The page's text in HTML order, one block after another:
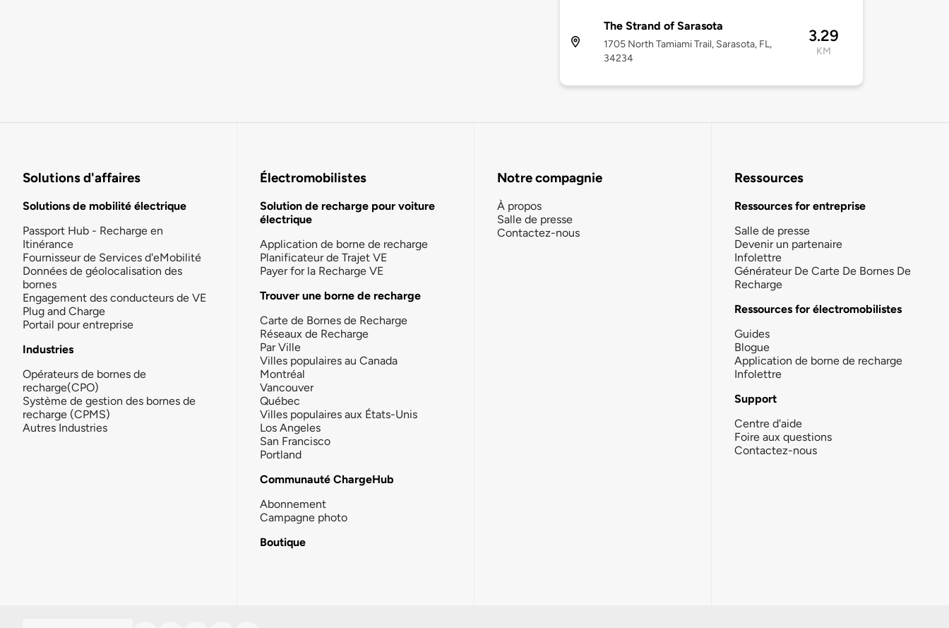
The Strand of Sarasota
1705 North Tamiami Trail, Sarasota, FL,
34234
3.29
KM
Solutions d'affaires
Solutions de mobilité électrique
Passport Hub - Recharge en
Itinérance
Fournisseur de Services d'eMobilité
Données de géolocalisation des
bornes
Engagement des conducteurs de VE
Plug and Charge
Portail pour entreprise
Industries
Opérateurs de bornes de
recharge(CPO)
Système de gestion des bornes de
recharge (CPMS)
Autres Industries
Électromobilistes
Solution de recharge pour voiture
électrique
Application de borne de recharge
Planificateur de Trajet VE
Payer for la Recharge VE
Trouver une borne de recharge
Carte de Bornes de Recharge
Réseaux de Recharge
Par Ville
Villes populaires au Canada
Montréal
Vancouver
Québec
Villes populaires aux États-Unis
Los Angeles
San Francisco
Portland
Communauté ChargeHub
Abonnement
Campagne photo
Boutique
Notre compagnie
À propos
Salle de presse
Contactez-nous
Ressources
Ressources for entreprise
Salle de presse
Devenir un partenaire
Infolettre
Générateur De Carte De Bornes De
Recharge
Ressources for électromobilistes
Guides
Blogue
Application de borne de recharge
Infolettre
Support
Centre d'aide
Foire aux questions
Contactez-nous